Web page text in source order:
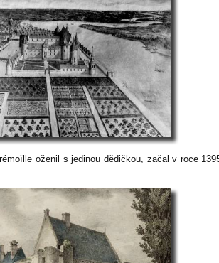
oženil s jedinou dědičkou, začal v roce